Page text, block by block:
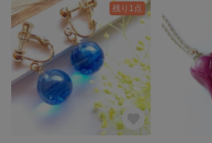
残り1点